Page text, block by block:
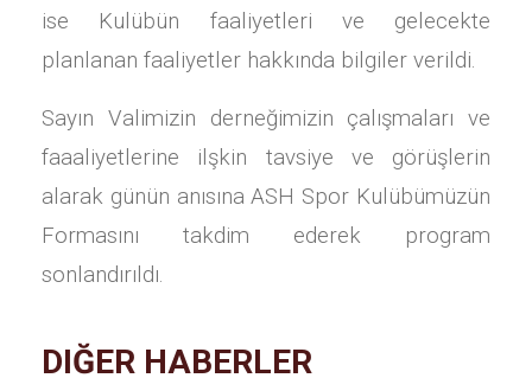
ise Kulübün faaliyetleri ve gelecekte
planlanan faaliyetler hakkında bilgiler verildi.
Sayın Valimizin derneğimizin çalışmaları ve
faaaliyetlerine ilşkin tavsiye ve görüşlerin
alarak günün anısına ASH Spor Kulübümüzün
Formasını takdim ederek program
sonlandırıldı.
DIĞER HABERLER